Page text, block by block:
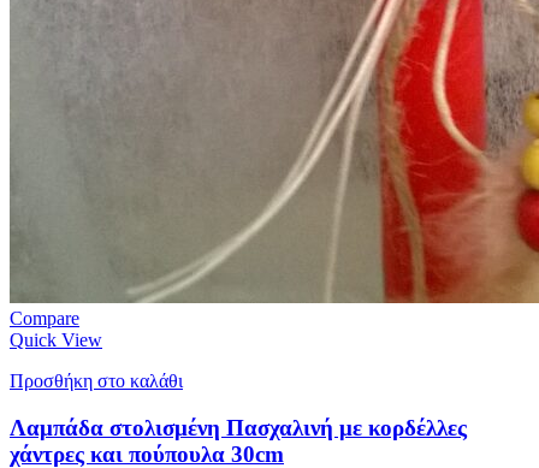
Compare
Quick View
Προσθήκη στο καλάθι
Λαμπάδα στολισμένη Πασχαλινή με κορδέλλες
χάντρες και πούπουλα 30cm